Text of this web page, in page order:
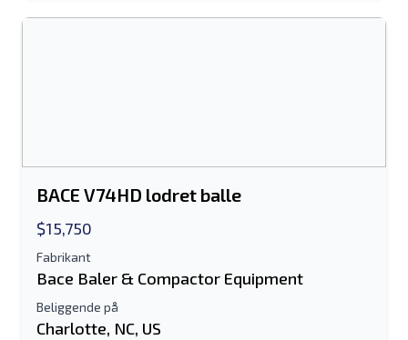
BACE V74HD lodret balle
$15,750
Fabrikant
Bace Baler & Compactor Equipment
Beliggende på
Charlotte, NC, US